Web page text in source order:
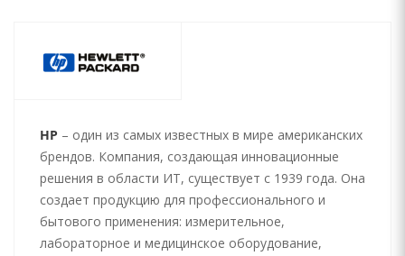
HP – один из самых известных в мире американских
брендов. Компания, создающая инновационные
решения в области ИТ, существует с 1939 года. Она
создает продукцию для профессионального и
бытового применения: измерительное,
лабораторное и медицинское оборудование,